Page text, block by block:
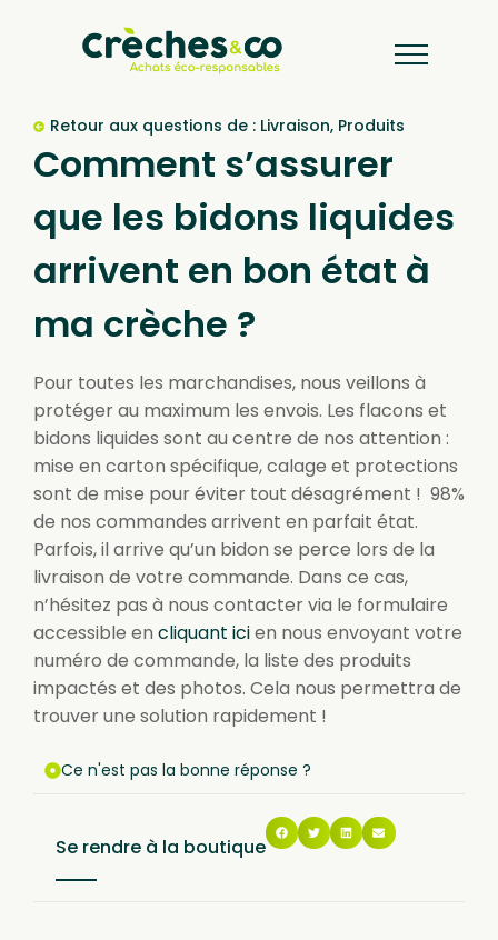
Retour aux questions de : Livraison, Produits
Comment s’assurer
que les bidons liquides
arrivent en bon état à
ma crèche ?
Pour toutes les marchandises, nous veillons à
protéger au maximum les envois. Les flacons et
bidons liquides sont au centre de nos attention :
mise en carton spécifique, calage et protections
sont de mise pour éviter tout désagrément ! 98%
de nos commandes arrivent en parfait état.
Parfois, il arrive qu’un bidon se perce lors de la
livraison de votre commande. Dans ce cas,
n’hésitez pas à nous contacter via le formulaire
accessible en cliquant icien nous envoyant votre
numéro de commande, la liste des produits
impactés et des photos. Cela nous permettra de
trouver une solution rapidement !
Ce n'est pas la bonne réponse ?
Se rendre à la boutique